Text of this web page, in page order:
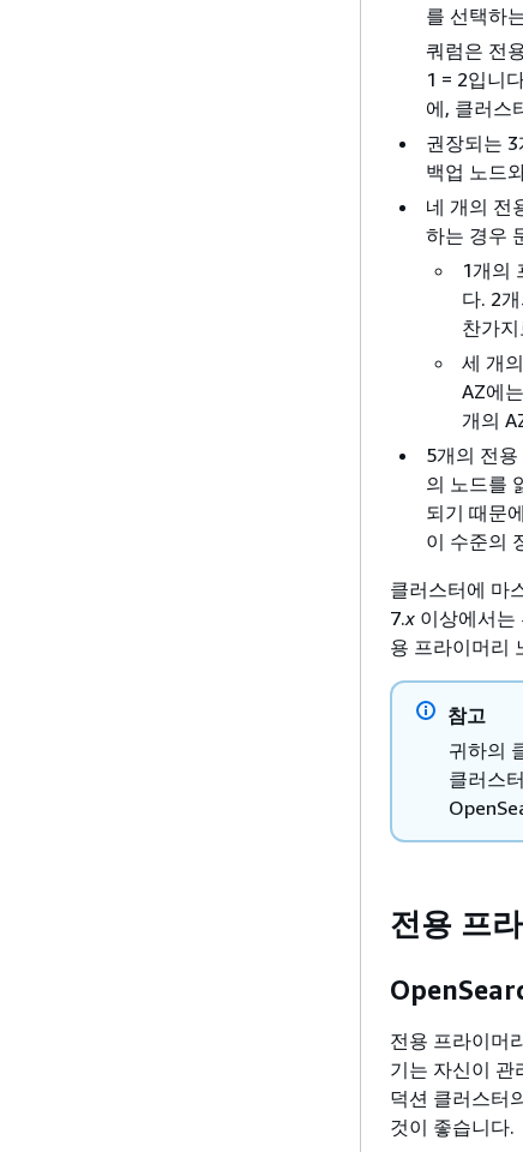
를 선택하
쿼럼은 전
1 = 2입니
에, 클러스
권장되는
백업 노드
네 개의 전
하는 경우
1개의
다. 2
찬가
세 개
AZ에
개의
5개의 전
의 노드를
되기 때문
이 수준의
클러스터에 마
7.x 이상에서는
용 프라이머리
참고
귀하의
클러스
전용 프
전용 프라이머
기는 자신이 관
덕션 클러스터
것이 좋습니다.